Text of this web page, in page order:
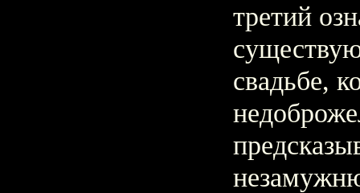
третий
свадьбе,